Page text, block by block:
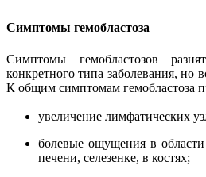
Симптомы гемобластоза
Симптомы гемобластозов
конкретного типа заболевания,
К общим симптомам гемобластоза
увеличение лимфатических
болевые ощущения в
печени, селезенке, в костях;